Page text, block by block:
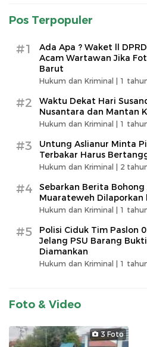
Pos Terpopuler
#1
Ada Apa ? Waket ll
Acam Wartawan Jika
Barut
Hukum dan Kriminal | 1
#2
Waktu Dekat Hari
Nusantara dan Mantan
Hukum dan Kriminal | 1
#3
Untung Aslianur Minta
Terbakar Harus
Hukum dan Kriminal | 2
#4
Sebarkan Berita Bohong
Muarateweh Dilaporkan
Hukum dan Kriminal | 1
#5
Polisi Ciduk Tim Paslon
Jelang PSU Barang
Diamankan
Hukum dan Kriminal | 1
Foto & Video
3 Foto